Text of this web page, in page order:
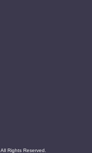
Rights Reserved.